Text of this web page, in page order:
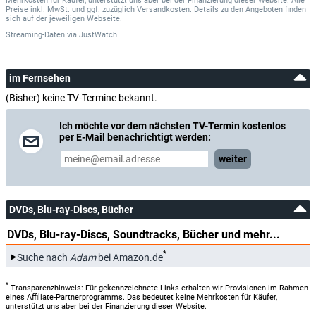
Preise inkl. MwSt. und ggf. zuzüglich Versandkosten. Details zu den Angeboten finden
sich auf der jeweiligen Webseite.
Streaming-Daten via JustWatch.
im Fernsehen
(Bisher) keine TV-Termine bekannt.
Ich möchte vor dem nächsten TV-Termin kostenlos
per E-Mail benachrichtigt werden:
weiter
DVDs, Blu-ray-Discs, Bücher
DVDs, Blu-ray-Discs, Soundtracks, Bücher und mehr...
Suche nach Adambei Amazon.de*
* Transparenzhinweis: Für gekennzeichnete Links erhalten wir Provisionen im Rahmen
eines Affiliate-Partnerprogramms. Das bedeutet keine Mehrkosten für Käufer,
unterstützt uns aber bei der Finanzierung dieser Website.